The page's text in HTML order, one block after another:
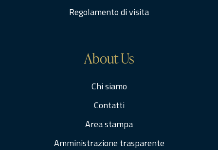
Regolamento di visita
About Us
Chi siamo
Contatti
Area stampa
Amministrazione trasparente